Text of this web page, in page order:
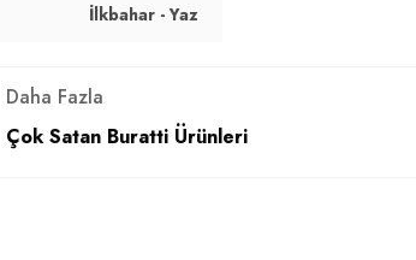
İlkbahar - Yaz
Daha Fazla
Çok Satan Buratti Ürünleri